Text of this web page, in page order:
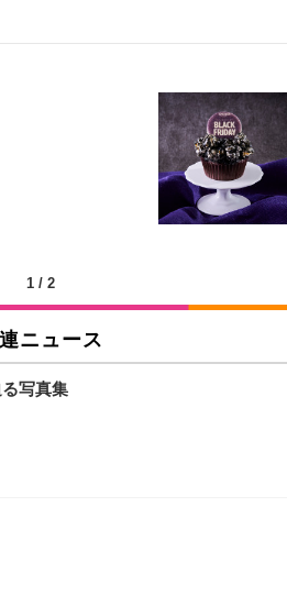
105度ロッキング pc 事務椅子 360度回
ッキング機能 人間工学 椅子 腰サポー
ク)
ト)
C・ホワイト
DisplayPort/VGA スピーカー内蔵 高
ットシーツ 超厚型 お徳用 ワイド 100枚
1 / 2
ニュース
写真集